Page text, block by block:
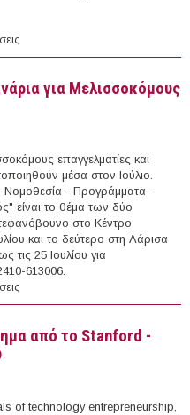
- “Writing in English – A Workshop for
(Germany)
για Μελισσοκόμους
επαγγελματίες και
μέσα στον Ιούλιο.
Νομοθεσία - Προγράμματα -
είναι το θέμα των δύο
στο Κέντρο
και το δεύτερο στη Λάρισα
25 Ιουλίου για
613006.
- Δωρεάν σεμινάρια για
από το Stanford -
of technology entrepreneurship,